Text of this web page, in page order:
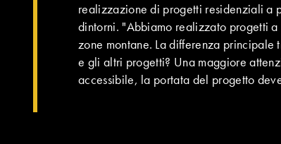
realizzazione di progetti residenziali a
dintorni. "Abbiamo realizzato progetti a
zone montane. La differenza
e gli altri progetti? Una maggiore
accessibile, la portata del progetto